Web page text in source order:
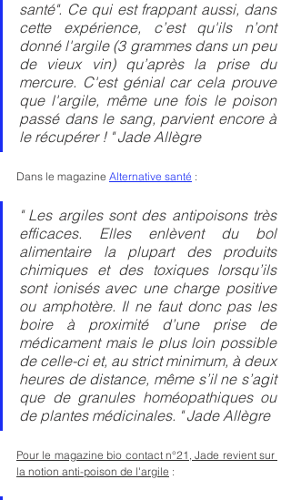
santé". Ce qui est frappant aussi, dans
cette expérience, c’est qu'ils n’ont
donné l'argile (3 grammes dans un peu
de vieux vin) qu’après la prise du
mercure. C'est génial car cela prouve
que l'argile, même une fois le poison
passé dans le sang, parvient encore à
le récupérer ! " Jade Allègre
Dans le magazine Alternative santé :
" Les argiles sont des antipoisons très
efficaces. Elles enlèvent du bol
alimentaire la plupart des produits
chimiques et des toxiques lorsqu’ils
sont ionisés avec une charge positive
ou amphotère. Il ne faut donc pas les
boire à proximité d’une prise de
médicament mais le plus loin possible
de celle-ci et, au strict minimum, à deux
heures de distance, même s’il ne s’agit
que de granules homéopathiques ou
de plantes médicinales. " Jade Allègre
Pour le magazine bio contact n°21, Jade revient sur
la notion anti-poison de l'argile :